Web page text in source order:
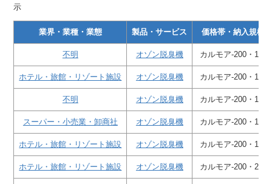
示
業界・業種・業態 製品・サービス 価格帯・納入規模
不明 オゾン脱臭機 カルモア-200・1台
ホテル・旅館・リゾート施設 オゾン脱臭機 カルモア-200・1台
不明 オゾン脱臭機 カルモア-200・1台
スーパー・小売業・卸商社 オゾン脱臭機 カルモア-200・1台
ホテル・旅館・リゾート施設 オゾン脱臭機 カルモア-200・1台
ホテル・旅館・リゾート施設 オゾン脱臭機 カルモア-200・2台